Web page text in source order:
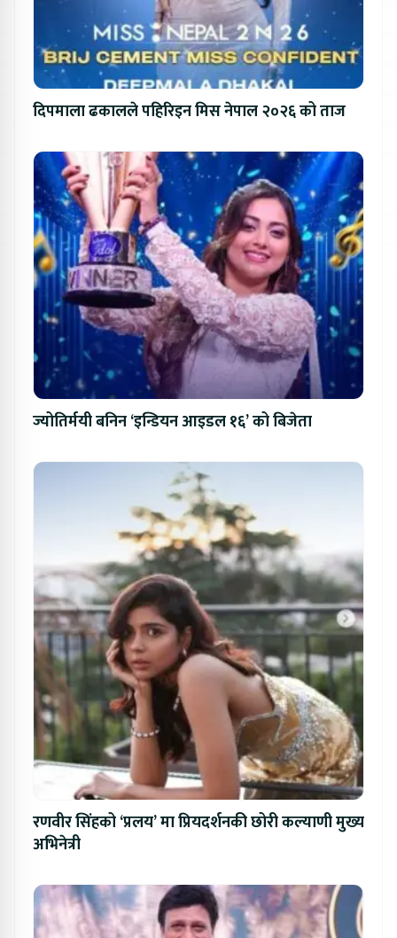
दिपमाला ढकालले पहिरिइन मिस नेपाल २०२६ को ताज
ज्योतिर्मयी बनिन ‘इन्डियन आइडल १६’ को बिजेता
रणवीर सिंहको ‘प्रलय’ मा प्रियदर्शनकी छोरी कल्याणी मुख्य
अभिनेत्री